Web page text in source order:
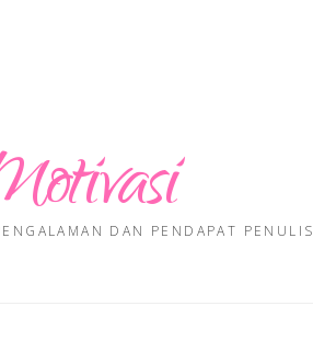
DAN PENDAPAT PENULIS